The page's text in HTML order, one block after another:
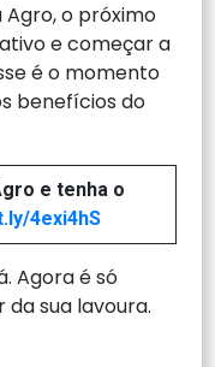
o próximo
e começar a
é o momento
benefícios do
e tenha o
4exi4hS
Agora é só
sua lavoura.